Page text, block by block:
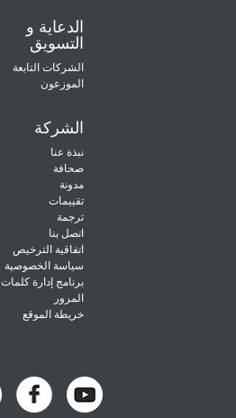
الدعاية و
التسويق
الشركات التابعة
الموزعون
الشركة
نبذة عنا
صحافة
مدونة
تقييمات
ترجمة
اتصل بنا
اتفاقية الترخيص
سياسة الخصوصية
برنامج إدارة كلمات
المرور
خريطة الموقع